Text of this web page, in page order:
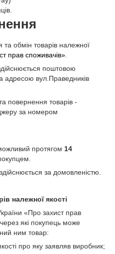
обмін товарів належної
прав споживачів»
поштовою
адресою вул.Праведників
повернення товарів -
за номером
протягом 14
здійснюється за домовленістю.
належної якості
«Про захист прав
які покупець може
ним товар:
про яку заявляв виробник;